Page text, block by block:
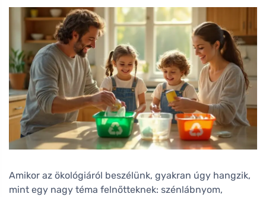
Amikor az ökológiáról beszélünk, gyakran úgy hangzik,
mint egy nagy téma felnőtteknek: szénlábnyom,